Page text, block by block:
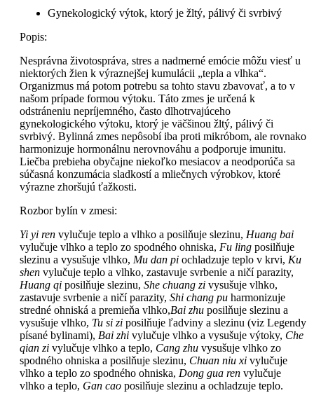
Gynekologický výtok, ktorý je žltý, pálivý či svrbivý
Popis:
Nesprávna životospráva, stres a nadmerné emócie môžu viesť u
niektorých žien k výraznejšej kumulácii „tepla a vlhka“.
Organizmus má potom potrebu sa tohto stavu zbavovať, a to v
našom prípade formou výtoku. Táto zmes je určená k
odstráneniu nepríjemného, často dlhotrvajúceho
gynekologického výtoku, ktorý je väčšinou žltý, pálivý či
svrbivý. Bylinná zmes nepôsobí iba proti mikróbom, ale rovnako
harmonizuje hormonálnu nerovnováhu a podporuje imunitu.
Liečba prebieha obyčajne niekoľko mesiacov a neodporúča sa
súčasná konzumácia sladkostí a mliečnych výrobkov, ktoré
výrazne zhoršujú ťažkosti.
Rozbor bylín v zmesi:
Yi yi ren vylučuje teplo a vlhko a posilňuje slezinu, Huang bai
vylučuje vlhko a teplo zo spodného ohniska, Fu ling posilňuje
slezinu a vysušuje vlhko, Mu dan pi ochladzuje teplo v krvi, Ku
shen vylučuje teplo a vlhko, zastavuje svrbenie a ničí parazity,
Huang qi posilňuje slezinu, She chuang zi vysušuje vlhko,
zastavuje svrbenie a ničí parazity, Shi chang pu harmonizuje
stredné ohniská a premieňa vlhko,Bai zhu posilňuje slezinu a
vysušuje vlhko, Tu si zi posilňuje ľadviny a slezinu (viz Legendy
písané bylinami), Bai zhi vylučuje vlhko a vysušuje výtoky, Che
qian zi vylučuje vlhko a teplo, Cang zhu vysušuje vlhko zo
spodného ohniska a posilňuje slezinu, Chuan niu xi vylučuje
vlhko a teplo zo spodného ohniska, Dong gua ren vylučuje
vlhko a teplo, Gan cao posilňuje slezinu a ochladzuje teplo.